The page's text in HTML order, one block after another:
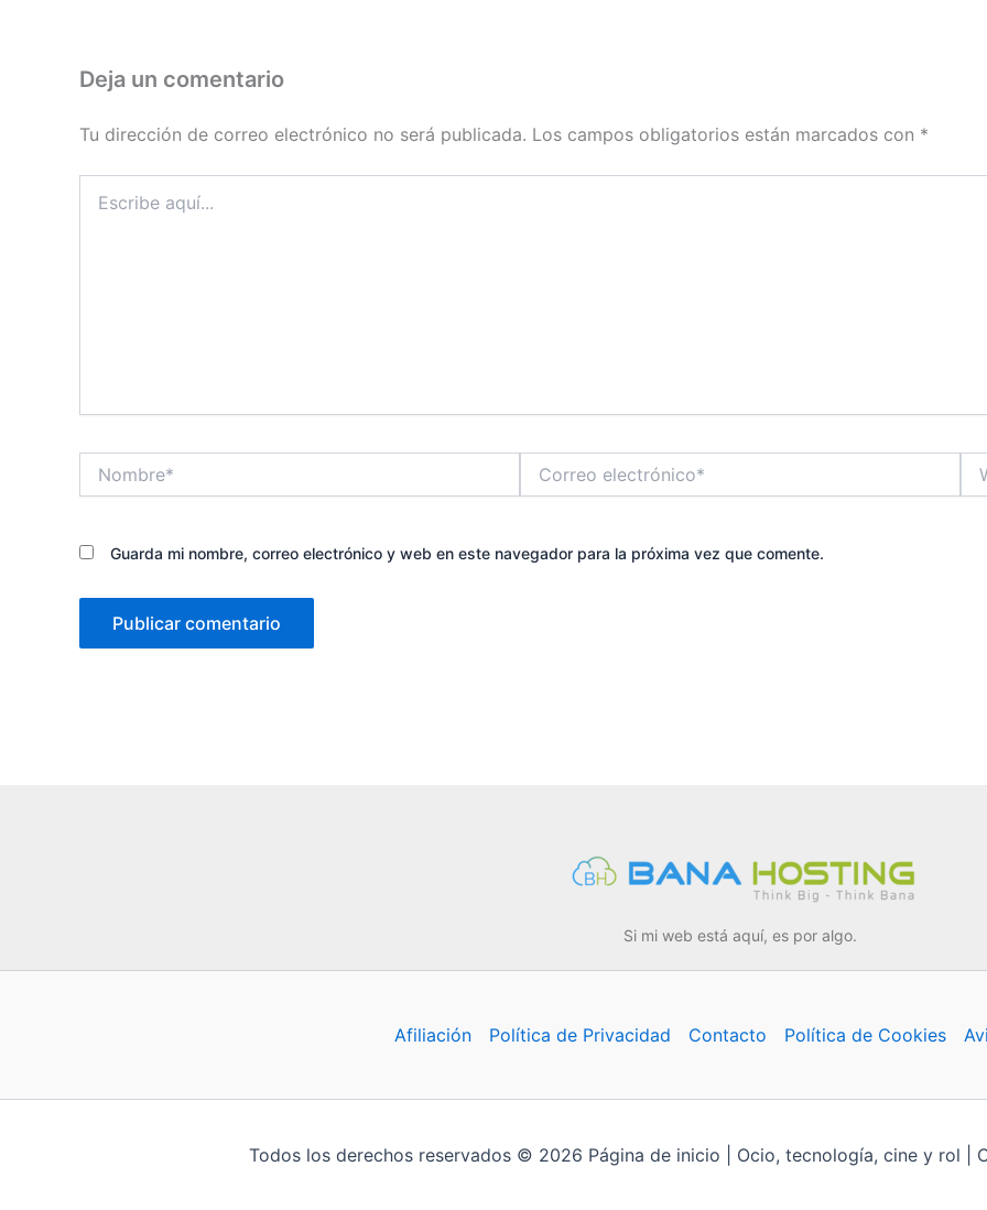
Deja un comentario
Tu dirección de correo electrónico no será publicada. Los campos obligatorios están marcados con *
aquí...
electrónico*
Guarda mi nombre, correo electrónico y web en este navegador para la próxima vez que comente.
Si mi web está aquí, es por algo.
Afiliación Política de Privacidad Contacto Política de Cookies
Todos los derechos reservados © 2026 Página de inicio | Ocio, tecnología, cine y rol |